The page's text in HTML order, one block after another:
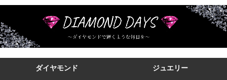
ダイヤモンド ジュエリー